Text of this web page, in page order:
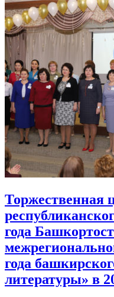
Торжественная
года
года
литературы» в